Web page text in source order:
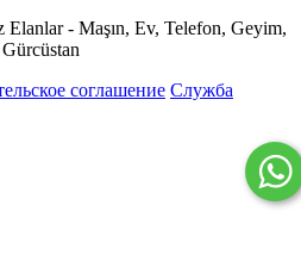
- Maşın, Ev, Telefon, Geyim,
соглашение Служба